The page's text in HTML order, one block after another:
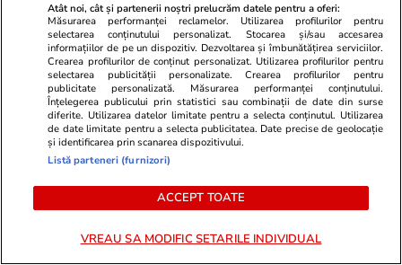
politice între prea multă teorie
și prea puțină practică
15 iul.
Când criminalul de război Putin
va muri, crimele Rusiei vor
Atât noi, cât și partenerii noștri prelucrăm datele pentru a oferi:
Măsurarea performanței reclamelor. Utilizarea profilurilor pentru
selectarea conținutului personalizat. Stocarea și/sau accesarea
informațiilor de pe un dispozitiv. Dezvoltarea și îmbunătățirea serviciilor.
Crearea profilurilor de conținut personalizat. Utilizarea profilurilor pentru
selectarea publicității personalizate. Crearea profilurilor pentru
publicitate personalizată. Măsurarea performanței conținutului.
Înțelegerea publicului prin statistici sau combinații de date din surse
diferite. Utilizarea datelor limitate pentru a selecta conținutul. Utilizarea
de date limitate pentru a selecta publicitatea. Date precise de geolocație
și identificarea prin scanarea dispozitivului.
Listă parteneri (furnizori)
ACCEPT TOATE
VREAU SA MODIFIC SETARILE INDIVIDUAL